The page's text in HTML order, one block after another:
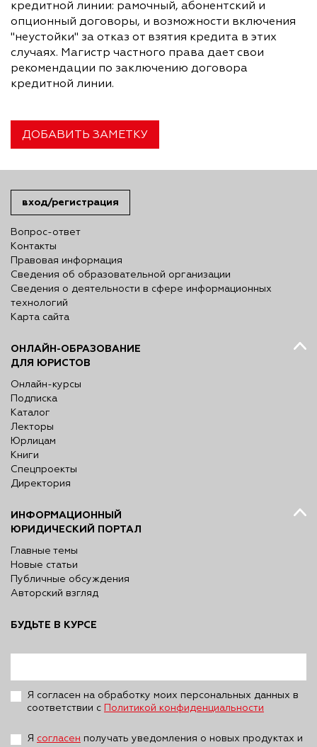
кредитной линии: рамочный, абонентский и
опционный договоры, и возможности включения
"неустойки" за отказ от взятия кредита в этих
случаях. Магистр частного права дает свои
рекомендации по заключению договора
кредитной линии.
ДОБАВИТЬ ЗАМЕТКУ
вход/регистрация
Вопрос-ответ
Контакты
Правовая информация
Сведения об образовательной организации
Сведения о деятельности в сфере информационных
технологий
Карта сайта
ОНЛАЙН-ОБРАЗОВАНИЕ
ДЛЯ ЮРИСТОВ
Онлайн-курсы
Подписка
Каталог
Лекторы
Юрлицам
Книги
Спецпроекты
Директория
ИНФОРМАЦИОННЫЙ
ЮРИДИЧЕСКИЙ ПОРТАЛ
Главные темы
Новые статьи
Публичные обсуждения
Авторский взгляд
БУДЬТЕ В КУРСЕ
Я согласен на обработку моих персональных данных в
соответствии с
Политикой конфиденциальности
Я согласен получать уведомления о новых продуктах и